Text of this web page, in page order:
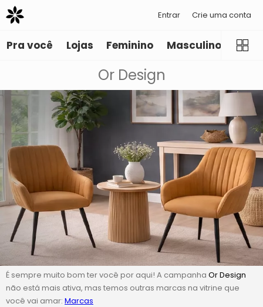
Entrar Crie uma conta
Pra você Lojas Feminino Masculino
Or Design
É sempre muito bom ter você por aqui! A campanha Or Design
não está mais ativa, mas temos outras marcas na vitrine que
você vai amar: Marcas